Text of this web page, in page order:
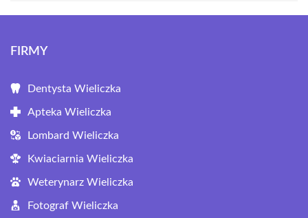
FIRMY
Dentysta Wieliczka
Apteka Wieliczka
Lombard Wieliczka
Kwiaciarnia Wieliczka
Weterynarz Wieliczka
Fotograf Wieliczka